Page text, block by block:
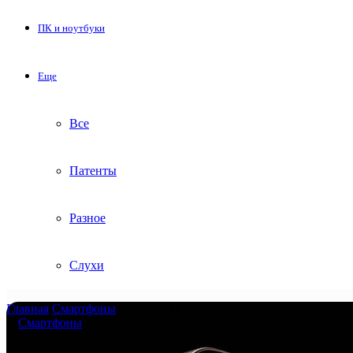
ПК и ноутбуки
Еще
Все
Патенты
Разное
Слухи
Главная Смартфоны
Смартфоны